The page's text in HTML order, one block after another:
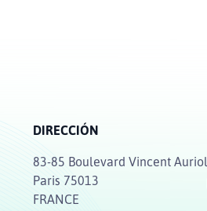
DIRECCIÓN
83-85 Boulevard Vincent Auriol
Paris 75013
FRANCE